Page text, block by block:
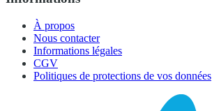
À propos
Nous contacter
Informations légales
CGV
Politiques de protections de vos données